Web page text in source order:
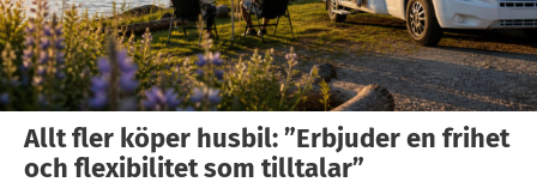
Allt fler köper husbil: ”Erbjuder en frihet
och flexibilitet som tilltalar”